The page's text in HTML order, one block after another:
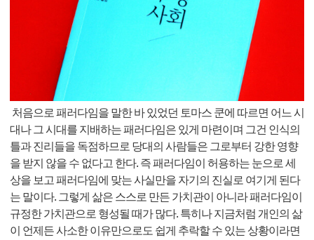
처음으로 패러다임을 말한 바 있었던 토마스 쿤에 따르면 어느 시
대나 그 시대를 지배하는 패러다임은 있게 마련이며 그건 인식의
틀과 진리들을 독점하므로 당대의 사람들은 그로부터 강한 영향
을 받지 않을 수 없다고 한다. 즉 패러다임이 허용하는 눈으로 세
상을 보고 패러다임에 맞는 사실만을 자기의 진실로 여기게 된다
는 말이다. 그렇게 삶은 스스로 만든 가치관이 아니라 패러다임이
규정한 가치관으로 형성될 때가 많다. 특히나 지금처럼 개인의 삶
이 언제든 사소한 이유만으로도 쉽게 추락할 수 있는 상황이라면